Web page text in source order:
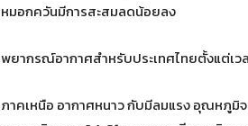
หมอกควันมีการสะสมลดน้อยลง
พยากรณ์อากาศสำหรับประเทศไทยตั้งแต่เ
ภาคเหนือ อากาศหนาว กับมีลมแรง อุณหภูมิ